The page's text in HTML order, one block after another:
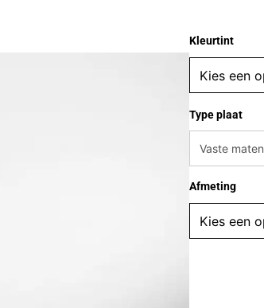
Kleurtint
Type plaat
Vaste maten
Afmeting